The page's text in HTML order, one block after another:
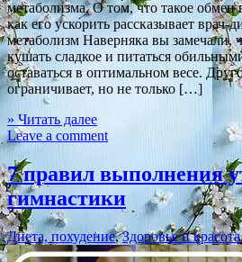
метаболизма. О том, что такое обмен
как его ускорить рассказывает врач-
метаболизм Наверняка вы замечали,
кушать сладкое и питаться
оставаться в оптимальном весе.
ограничивает, но не только […]
» Читать далее
Leave a comment
7 правил выполнения
гимнастики
Диета, похудение,Здоровье и красота